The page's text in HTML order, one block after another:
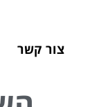
צור קשר